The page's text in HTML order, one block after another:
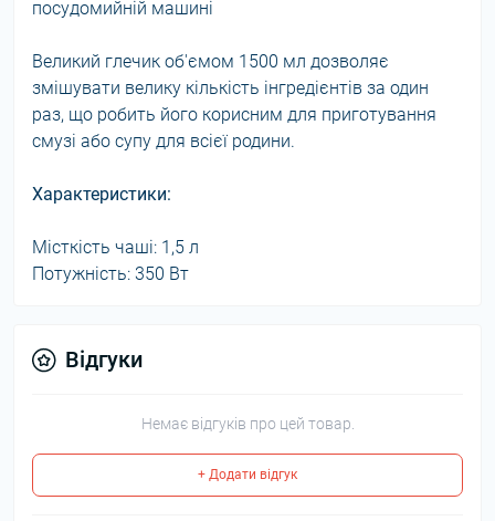
посудомийній машині
Великий глечик об'ємом 1500 мл дозволяє
змішувати велику кількість інгредієнтів за один
раз, що робить його корисним для приготування
смузі або супу для всієї родини.
Характеристики:
Місткість чаші: 1,5 л
Потужність: 350 Вт
Відгуки
Немає відгуків про цей товар.
+ Додати відгук